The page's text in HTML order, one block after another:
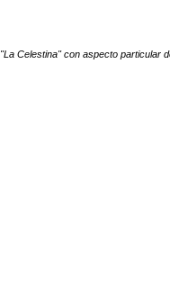
"La Celestina" con aspecto particular